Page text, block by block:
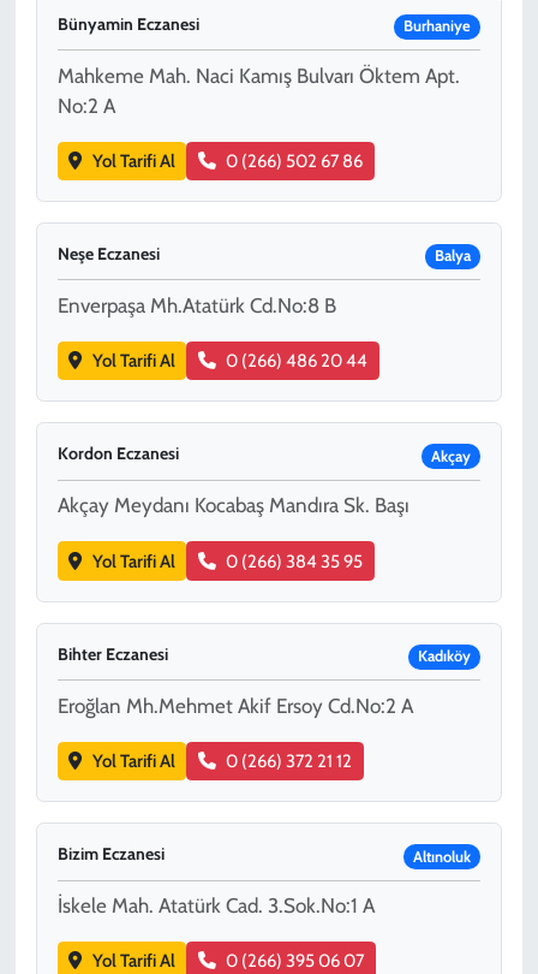
Bünyamin Eczanesi Burhaniye
Mahkeme Mah. Naci Kamış Bulvarı Öktem Apt.
No:2 A
Yol Tarifi Al 0 (266) 502 67 86
Neşe Eczanesi Balya
Enverpaşa Mh.Atatürk Cd.No:8 B
Yol Tarifi Al 0 (266) 486 20 44
Kordon Eczanesi Akçay
Akçay Meydanı Kocabaş Mandıra Sk. Başı
Yol Tarifi Al 0 (266) 384 35 95
Bihter Eczanesi Kadıköy
Eroğlan Mh.Mehmet Akif Ersoy Cd.No:2 A
Yol Tarifi Al 0 (266) 372 21 12
Bizim Eczanesi Altınoluk
İskele Mah. Atatürk Cad. 3.Sok.No:1 A
Yol Tarifi Al 0 (266) 395 06 07